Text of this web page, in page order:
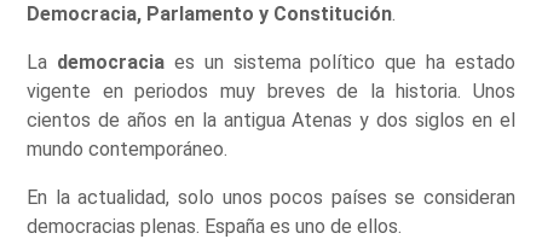
Democracia, Parlamento y Constitución
La democracia es un sistema político que ha estado
vigente en periodos muy breves de la historia. Unos
cientos de años en la antigua Atenas y dos siglos en el
mundo contemporáneo.
En la actualidad, solo unos pocos países se consideran
democracias plenas. España es uno de ellos.